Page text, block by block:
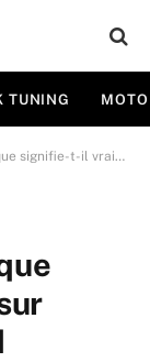
TUNING
sur votre tableau de bord